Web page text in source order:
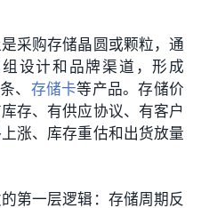
采购存储晶圆或颗粒，通
设计和品牌渠道，形成
、 存储卡等产品。存储价
存、有供应协议、有客户
涨、库存重估和出货放量
第一层逻辑：存储周期反